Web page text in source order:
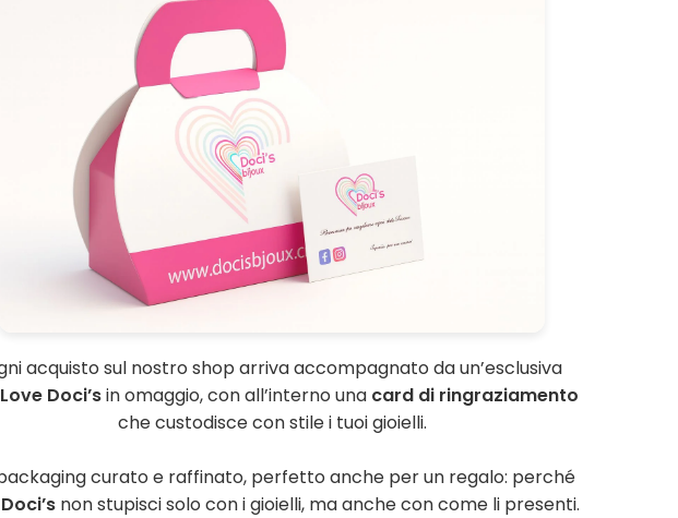
acquisto sul nostro shop arriva accompagnato da un’esclusiva
Doci’sin omaggio, con all’interno una card di ringraziamento
che custodisce con stile i tuoi gioielli.
curato e raffinato, perfetto anche per un regalo: perché
Doci’s non stupisci solo con i gioielli, ma anche con come li presenti.